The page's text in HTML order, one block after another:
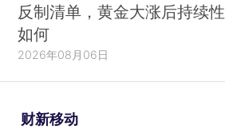
反制清单，黄金大涨后持续性
如何
2026年08月06日
财新移动